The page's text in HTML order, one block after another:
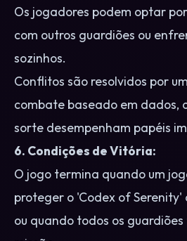
Os jogadores podem optar
com outros guardiões ou
sozinhos.
Conflitos são resolvidos por
combate baseado em dados,
sorte desempenham papéis
6. Condições de Vitória:
O jogo termina quando um
proteger o 'Codex of
ou quando todos os